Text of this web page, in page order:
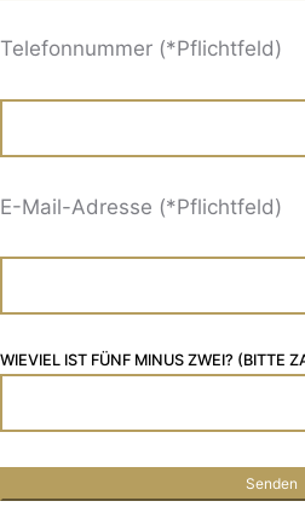
Telefonnummer (*Pflichtfeld)
E-Mail-Adresse (*Pflichtfeld)
WIEVIEL IST FÜNF MINUS ZWEI? (BITTE